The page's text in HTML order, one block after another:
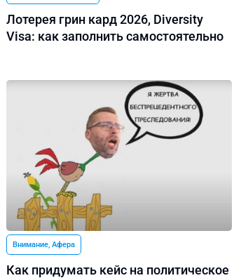
Лотерея грин кард 2026, Diversity
Visa: как заполнить самостоятельно
Внимание, Афера
Как придумать кейс на политическое